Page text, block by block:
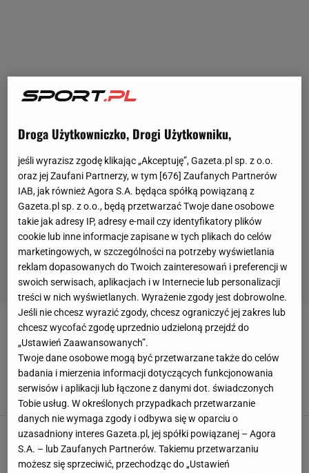
ŚPIĄCZKA
Zachwycał w Polsce. 26-letni reprezentant
kraju w śpiączce
Agnieszka Piskorz, 18 PAŹDZIERNIKA 2025, 13:59
Prawie zginął w ringu i zapadł w śpiączkę. Po
12 latach pokazał, jak trenuje
Szymon Szczepanik,9 PAŹDZIERNIKA 2025, 06:25
Droga Użytkowniczko, Drogi Użytkowniku,
jeśli wyrazisz zgodę klikając „Akceptuję”, Gazeta.pl sp. z o.o.
oraz jej Zaufani Partnerzy, w tym [676] Zaufanych Partnerów
IAB, jak również Agora S.A. będąca spółką powiązaną z
Gazeta.pl sp. z o.o., będą przetwarzać Twoje dane osobowe
takie jak adresy IP, adresy e-mail czy identyfikatory plików
cookie lub inne informacje zapisane w tych plikach do celów
marketingowych, w szczególności na potrzeby wyświetlania
reklam dopasowanych do Twoich zainteresowań i preferencji w
swoich serwisach, aplikacjach i w Internecie lub personalizacji
treści w nich wyświetlanych. Wyrażenie zgody jest dobrowolne.
Jeśli nie chcesz wyrazić zgody, chcesz ograniczyć jej zakres lub
chcesz wycofać zgodę uprzednio udzieloną przejdź do
„Ustawień Zaawansowanych”.
Twoje dane osobowe mogą być przetwarzane także do celów
badania i mierzenia informacji dotyczących funkcjonowania
serwisów i aplikacji lub łączone z danymi dot. świadczonych
Tobie usług. W określonych przypadkach przetwarzanie
danych nie wymaga zgody i odbywa się w oparciu o
uzasadniony interes Gazeta.pl, jej spółki powiązanej – Agora
S.A. – lub Zaufanych Partnerów. Takiemu przetwarzaniu
możesz się sprzeciwić, przechodząc do „Ustawień